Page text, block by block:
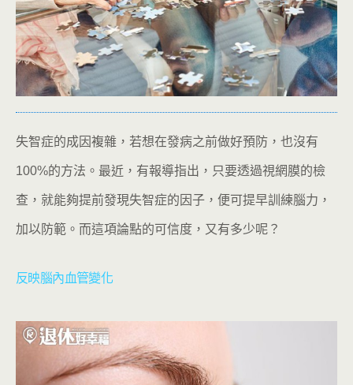
失智症的成因複雜，若想在發病之前做好預防，也沒有
100%的方法。最近，有報導指出，只要透過視網膜的檢
查，就能夠提前發現失智症的因子，便可提早訓練腦力，
加以防範。而這項論點的可信度，又有多少呢？
反映腦內血管變化